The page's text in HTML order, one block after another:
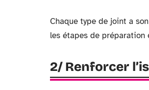
Chaque type de joint a
les étapes de préparation
2/ Renforcer